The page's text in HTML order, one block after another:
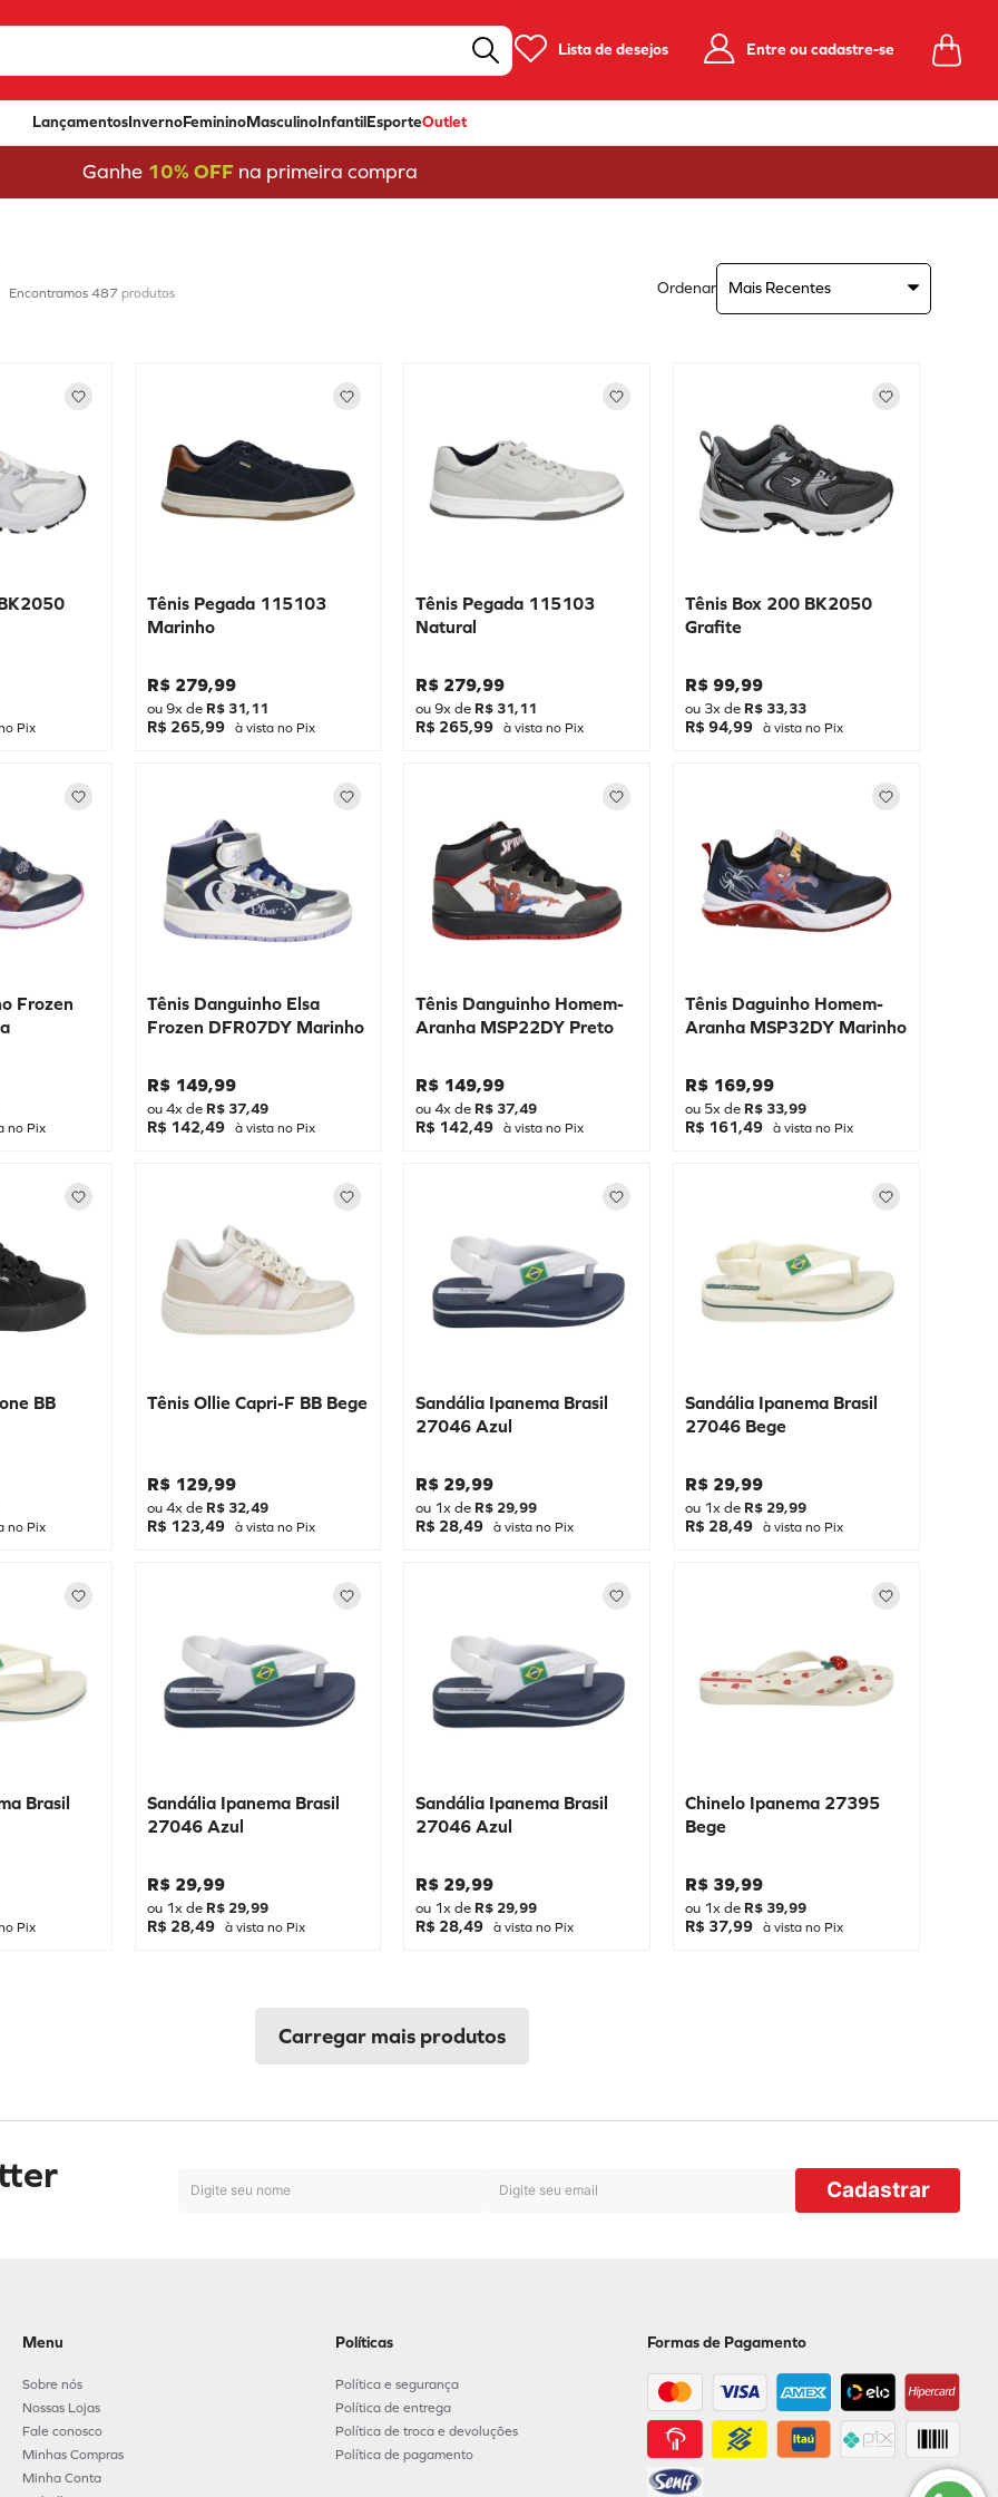
Lista de desejos Entre ou cadastre-se
LançamentosInvernoFemininoMasculinoInfantilEsporteOutlet
Ganhe 10% OFFna primeira compra
487 produtos Ordenar Mais Recentes
Pix
Tênis Pegada 115103
Marinho
R$ 279,99
ou9x de R$ 31,11
R$ 265,99 à vista no Pix
Tênis Pegada 115103
Natural
R$ 279,99
ou9x de R$ 31,11
R$ 265,99 à vista no Pix
Tênis Box 200 BK2050
Grafite
R$ 99,99
ou 3x de R$ 33,33
R$ 94,99 à vista no Pix
Frozen
no Pix
Tênis Danguinho Elsa
Frozen DFR07DY Marinho
R$ 149,99
ou4x de R$ 37,49
R$ 142,49 à vista no Pix
Tênis Danguinho Homem-
Aranha MSP22DY Preto
R$ 149,99
ou4x de R$ 37,49
R$ 142,49 à vista no Pix
Tênis Daguinho Homem-
Aranha MSP32DY Marinho
R$ 169,99
ou 5x de R$ 33,99
R$ 161,49 à vista no Pix
BB
no Pix
Tênis Ollie Capri-F BB Bege
R$ 129,99
ou4x de R$ 32,49
R$ 123,49 à vista no Pix
Sandália Ipanema Brasil
27046 Azul
R$ 29,99
ou 1x de R$ 29,99
R$ 28,49 à vista no Pix
Sandália Ipanema Brasil
27046 Bege
R$ 29,99
ou 1x de R$ 29,99
R$ 28,49 à vista no Pix
Brasil
Pix
Sandália Ipanema Brasil
27046 Azul
R$ 29,99
ou 1x de R$ 29,99
R$ 28,49 à vista no Pix
Sandália Ipanema Brasil
27046 Azul
R$ 29,99
ou 1x de R$ 29,99
R$ 28,49 à vista no Pix
Chinelo Ipanema 27395
Bege
R$ 39,99
ou 1x de R$ 39,99
R$ 37,99 à vista no Pix
Cadastrar
Menu
Sobre nós
Nossas Lojas
Fale conosco
Minhas Compras
Minha Conta
Políticas
Política e segurança
Política de entrega
Política de troca e devoluções
Política de pagamento
Formas de Pagamento